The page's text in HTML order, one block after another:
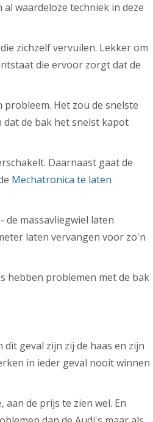
waardeloze techniek in deze
zichzelf vervuilen. Lekker om
die ervoor zorgt dat de
probleem. Het zou de snelste
de bak het snelst kapot
Daarnaast gaat de
Mechatronica te laten
de massavliegwiel laten
laten vervangen voor zo'n
hebben problemen met de bak
geval zijn zij de haas en zijn
in ieder geval nooit winnen
de prijs te zien wel. En